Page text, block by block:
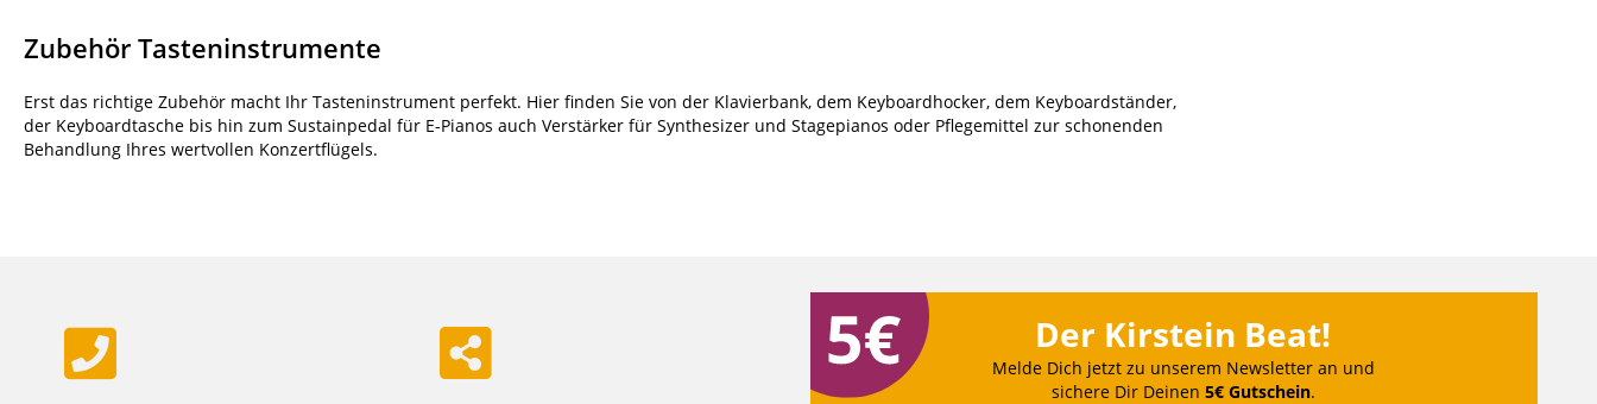
Zubehör Tasteninstrumente
Erst das richtige Zubehör macht Ihr Tasteninstrument perfekt. Hier finden Sie von der Klavierbank, dem Keyboardhocker, dem Keyboardständer,
der Keyboardtasche bis hin zum Sustainpedal für E-Pianos auch Verstärker für Synthesizer und Stagepianos oder Pflegemittel zur schonenden
Behandlung Ihres wertvollen Konzertflügels.
Der Kirstein Beat!
Melde Dich jetzt zu unserem Newsletter an und
sichere Dir Deinen 5€ Gutschein.